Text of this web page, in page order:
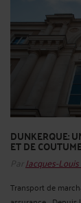
DUNKERQUE:
ET DE
Par Jacques-
Transport de